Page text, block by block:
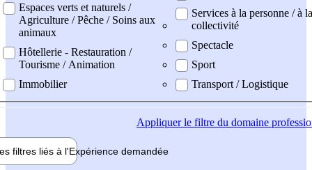
Espaces verts et naturels /
Agriculture / Pêche / Soins aux
animaux
Hôtellerie - Restauration /
Tourisme / Animation
Immobilier
Services à la personne / à la
collectivité
Spectacle
Sport
Transport / Logistique
Appliquerle filtre du domaine
filtres liés à l'Expérience demandée